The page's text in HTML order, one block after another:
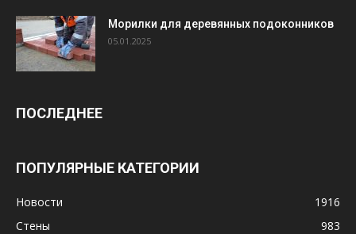
Морилки для деревянных подоконников
05.01.2025
ПОСЛЕДНЕЕ
ПОПУЛЯРНЫЕ КАТЕГОРИИ
Новости
1916
Стены
983